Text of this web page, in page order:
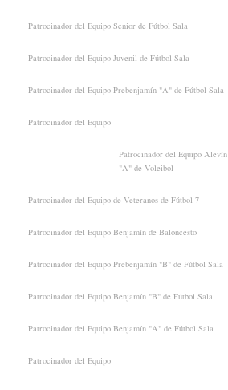
Patrocinador del Equipo Senior de Fútbol Sala
Patrocinador del Equipo Juvenil de Fútbol Sala
Patrocinador del Equipo Prebenjamín "A" de Fútbol Sala
Patrocinador del Equipo
Patrocinador del Equipo Alevín
"A" de Voleibol
Patrocinador del Equipo de Veteranos de Fútbol 7
Patrocinador del Equipo Benjamín de Baloncesto
Patrocinador del Equipo Prebenjamín "B" de Fútbol Sala
Patrocinador del Equipo Benjamín "B" de Fútbol Sala
Patrocinador del Equipo Benjamín "A" de Fútbol Sala
Patrocinador del Equipo